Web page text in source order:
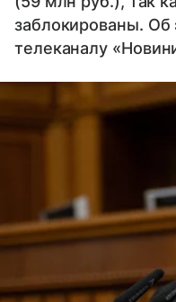
заблокированы. Об
телеканалу